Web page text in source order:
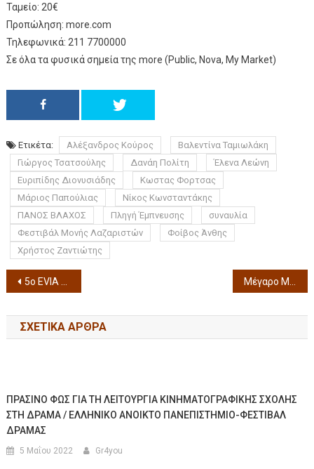
Ταμείο: 20€
Προπώληση: more.com
Τηλεφωνικά: 211 7700000
Σε όλα τα φυσικά σημεία της more (Public, Nova, My Market)
Ετικέτα: Αλέξανδρος Κούρος
Βαλεντίνα Ταμιωλάκη
Γιώργος Τσατσούλης
Δανάη Πολίτη
Έλενα Λεώνη
Ευριπίδης Διονυσιάδης
Κωστας Φορτσας
Μάριος Παπούλιας
Νίκος Κωνσταντάκης
ΠΑΝΟΣ ΒΛΑΧΟΣ
Πληγή Έμπνευσης
συναυλία
Φεστιβάλ Μονής Λαζαριστών
Φοίβος Άνθης
Χρήστος Ζαντιώτης
5ο EVIA FILM PROJECT στις 23-27/06/2026 με Ταινίες, ανοιχτές συζητήσεις, εκπαιδευτικά προγράμματα
ΣΧΕΤΙΚΆ ΆΡΘΡΑ
ΠΡΑΣΙΝΟ ΦΩΣ ΓΙΑ ΤΗ ΛΕΙΤΟΥΡΓΙΑ ΚΙΝΗΜΑΤΟΓΡΑΦΙΚΗΣ ΣΧΟΛΗΣ
ΣΤΗ ΔΡΑΜΑ / ΕΛΛΗΝΙΚΟ ΑΝΟΙΚΤΟ ΠΑΝΕΠΙΣΤΗΜΙΟ-ΦΕΣΤΙΒΑΛ
ΔΡΑΜΑΣ
5 Μαΐου 2022 Gr4you